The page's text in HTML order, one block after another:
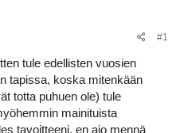
#1
tule edellisten vuosien
tapissa, koska mitenkään
totta puhuen ole) tule
mainituista
tavoitteeni, en aio mennä